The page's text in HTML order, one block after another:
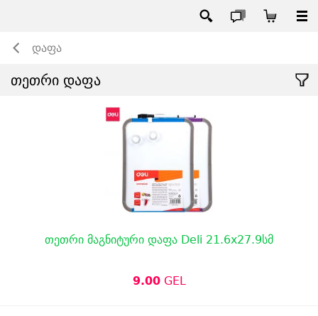
დაფა
თეთრი დაფა
თეთრი მაგნიტური დაფა Deli 21.6x27.9სმ
9.00GEL